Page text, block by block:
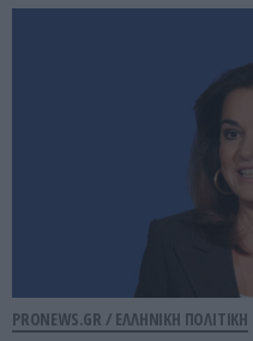
PRONEWS.GR / ΕΛΛΗΝΙΚΗ ΠΟΛΙΤΙΚΗ